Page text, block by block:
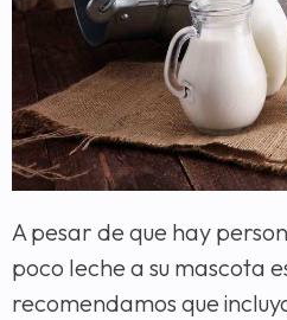
A pesar de que hay
poco leche a su mascota
recomendamos que